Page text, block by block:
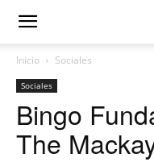
Inicio Sociales
Sociales
Bingo
The